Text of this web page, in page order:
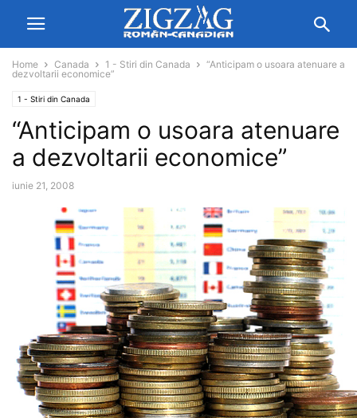
Home Canada 1 - Stiri din Canada
“Anticipam o usoara atenuare a
dezvoltarii economice”
1 - Stiri din Canada
“Anticipam o usoara atenuare
a dezvoltarii economice”
iunie 21, 2008